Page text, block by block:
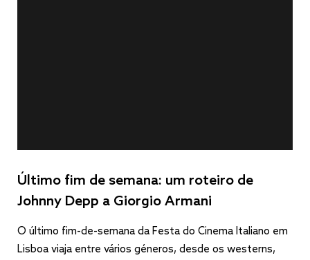
Último fim de semana: um roteiro de
Johnny Depp a Giorgio Armani
O último fim-de-semana da Festa do Cinema Italiano em
Lisboa viaja entre vários géneros, desde os westerns,